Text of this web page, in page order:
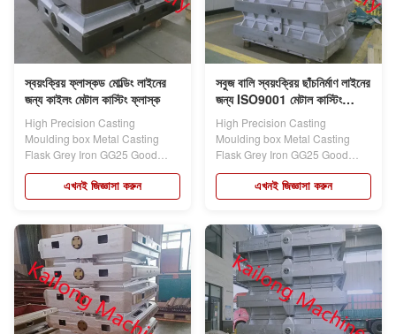
স্বয়ংক্রিয় ফ্লাস্কড মোল্ডিং লাইনের
জন্য কাইলং মেটাল কাস্টিং ফ্লাস্ক
High Precision Casting
Moulding box Metal Casting
Flask Grey Iron GG25 Good
Interchangeability...
এখনই জিজ্ঞাসা করুন
সবুজ বালি স্বয়ংক্রিয় ছাঁচনির্মাণ লাইনের
জন্য ISO9001 মেটাল কাস্টিং
ফ্লাস্ক
High Precision Casting
Moulding box Metal Casting
Flask Grey Iron GG25 Good
Interchangeability...
এখনই জিজ্ঞাসা করুন